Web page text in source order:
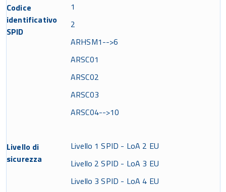
Codice
identificativo
SPID
1
2
ARHSM1-->6
ARSC01
ARSC02
ARSC03
ARSC04-->10
Livello di
sicurezza
Livello 1 SPID - LoA 2 EU
Livello 2 SPID - LoA 3 EU
Livello 3 SPID - LoA 4 EU